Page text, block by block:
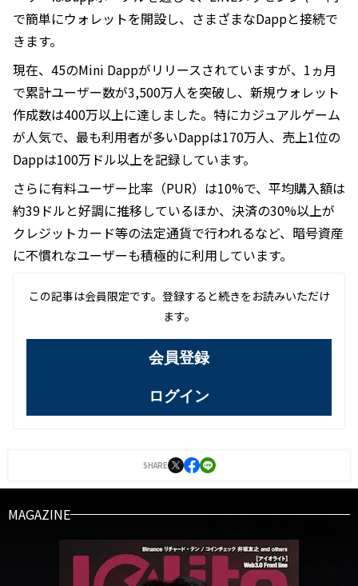
で簡単にウォレットを開設し、さまざまなDappと接続で
きます。
現在、45のMini Dappがリリースされていますが、1ヵ月
で累計ユーザー数が3,500万人を突破し、新規ウォレット
作成数は400万以上に達しました。特にカジュアルゲーム
が人気で、最も利用者が多いDappは170万人、売上1位の
Dappは100万ドル以上を記録しています。
さらに有料ユーザー比率（PUR）は10%で、平均購入額は
約39ドルと好調に推移しているほか、決済の30%以上が
クレジットカード等の法定通貨で行われるなど、暗号資産
に不慣れなユーザーも積極的に利用しています。
この記事は会員限定です。登録すると続きをお読みいただけ
ます。
会員登録
ログイン
SHARE
MAGAZINE